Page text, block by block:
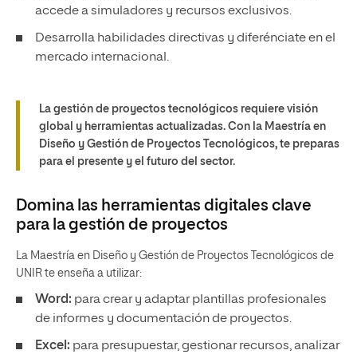
accede a simuladores y recursos exclusivos.
Desarrolla habilidades directivas y diferénciate en el
mercado internacional.
La gestión de proyectos tecnológicos requiere visión
global y herramientas actualizadas. Con la Maestría en
Diseño y Gestión de Proyectos Tecnológicos, te preparas
para el presente y el futuro del sector.
Domina las herramientas digitales clave
para la gestión de proyectos
La Maestría en Diseño y Gestión de Proyectos Tecnológicos de
UNIR te enseña a utilizar:
Word: para crear y adaptar plantillas profesionales
de informes y documentación de proyectos.
Excel: para presupuestar, gestionar recursos, analizar